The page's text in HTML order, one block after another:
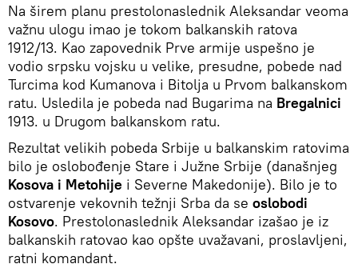
Na širem planu prestolonaslednik Aleksandar veoma
važnu ulogu imao je tokom balkanskih ratova
1912/13. Kao zapovednik Prve armije uspešno je
vodio srpsku vojsku u velike, presudne, pobede nad
Turcima kod Kumanova i Bitolja u Prvom balkanskom
ratu. Usledila je pobeda nad Bugarima na Bregalnici
1913. u Drugom balkanskom ratu.
Rezultat velikih pobeda Srbije u balkanskim ratovima
bilo je oslobođenje Stare i Južne Srbije (današnjeg
Kosova i Metohije i Severne Makedonije). Bilo je to
ostvarenje vekovnih težnji Srba da se oslobodi
Kosovo. Prestolonaslednik Aleksandar izašao je iz
balkanskih ratovao kao opšte uvažavani, proslavljeni,
ratni komandant.